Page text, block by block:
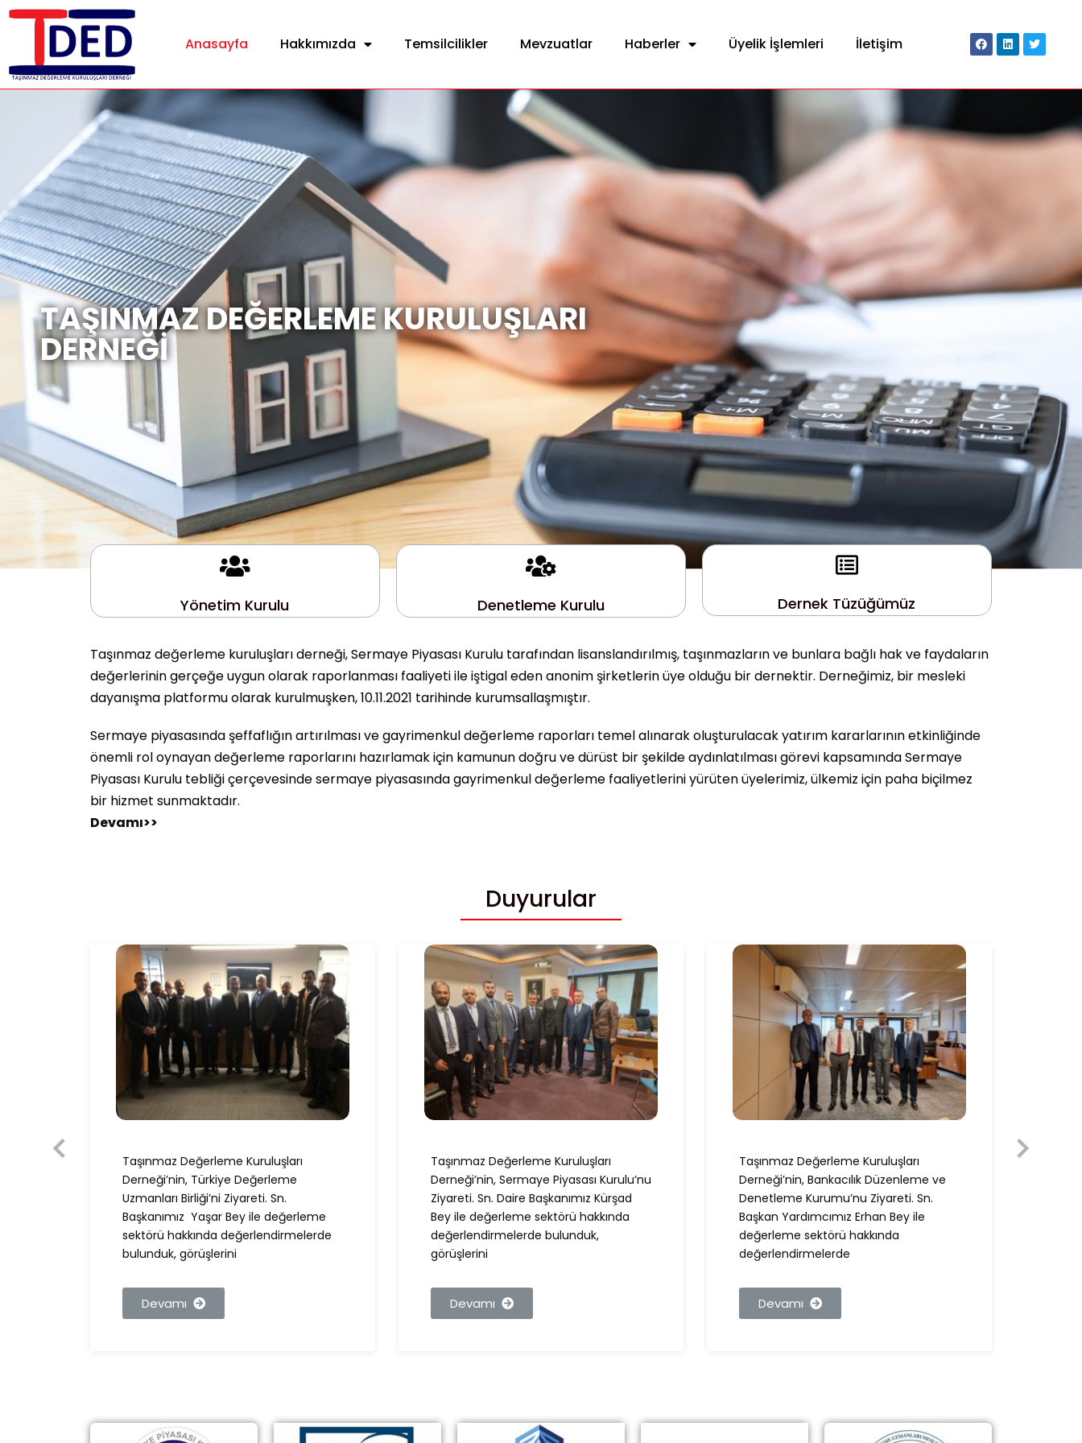
Anasayfa Hakkımızda Temsilcilikler Mevzuatlar Haberler Üyelik İşlemleri İletişim
TAŞINMAZ DEĞERLEME KURULUŞLARI
DERNEĞİ
Yönetim Kurulu Denetleme Kurulu Dernek Tüzüğümüz
Taşınmaz değerleme kuruluşları derneği, Sermaye Piyasası Kurulu tarafından lisanslandırılmış, taşınmazların ve bunlara bağlı hak ve faydaların
değerlerinin gerçeğe uygun olarak raporlanması faaliyeti ile iştigal eden anonim şirketlerin üye olduğu bir dernektir. Derneğimiz, bir mesleki
dayanışma platformu olarak kurulmuşken, 10.11.2021 tarihinde kurumsallaşmıştır.
Sermaye piyasasında şeffaflığın artırılması ve gayrimenkul değerleme raporları temel alınarak oluşturulacak yatırım kararlarının etkinliğinde
önemli rol oynayan değerleme raporlarını hazırlamak için kamunun doğru ve dürüst bir şekilde aydınlatılması görevi kapsamında Sermaye
Piyasası Kurulu tebliği çerçevesinde sermaye piyasasında gayrimenkul değerleme faaliyetlerini yürüten üyelerimiz, ülkemiz için paha biçilmez
bir hizmet sunmaktadır.
Devamı>>
Duyurular
Taşınmaz Değerleme Kuruluşları
Derneği’nin, Türkiye Değerleme
Uzmanları Birliği’ni Ziyareti. Sn.
Başkanımız Yaşar Bey ile değerleme
sektörü hakkında değerlendirmelerde
bulunduk, görüşlerini
Devamı
Taşınmaz Değerleme Kuruluşları
Derneği’nin, Sermaye Piyasası Kurulu’nu
Ziyareti. Sn. Daire Başkanımız Kürşad
Bey ile değerleme sektörü hakkında
değerlendirmelerde bulunduk,
görüşlerini
Devamı
Taşınmaz Değerleme Kuruluşları
Derneği’nin, Bankacılık Düzenleme ve
Denetleme Kurumu’nu Ziyareti. Sn.
Başkan Yardımcımız Erhan Bey ile
değerleme sektörü hakkında
değerlendirmelerde
Devamı